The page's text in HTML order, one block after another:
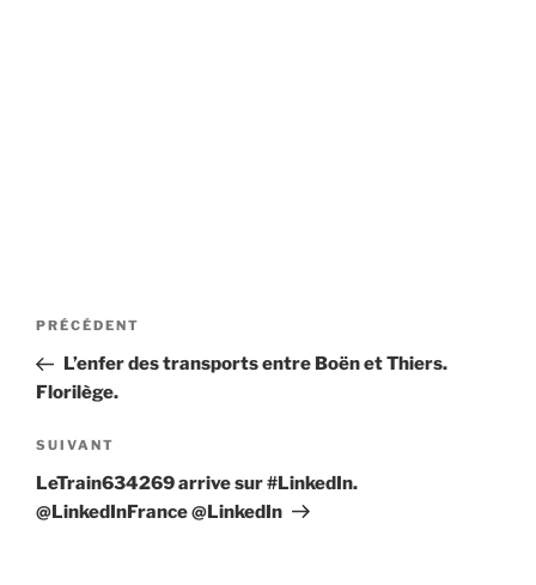
Navigation
l’article
Article
précédent
PRÉCÉDENT
L’enfer des transports entre Boën et Thiers.
Florilège.
Article
suivant
SUIVANT
LeTrain634269 arrive sur #LinkedIn.
@LinkedInFrance @LinkedIn